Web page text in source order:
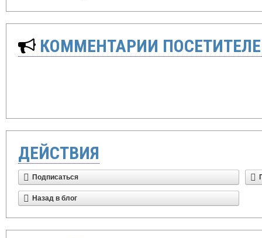
КОММЕНТАРИИ
ДЕЙСТВИЯ
Подписаться
Назад в блог